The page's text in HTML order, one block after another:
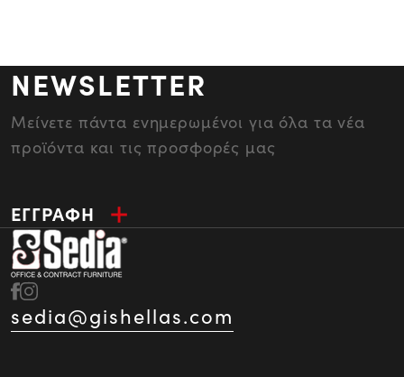
NEWSLETTER
Μείνετε πάντα ενημερωμένοι για όλα τα νέα
προϊόντα και τις προσφορές μας
ΕΓΓΡΑΦΗ
sedia@gishellas.com